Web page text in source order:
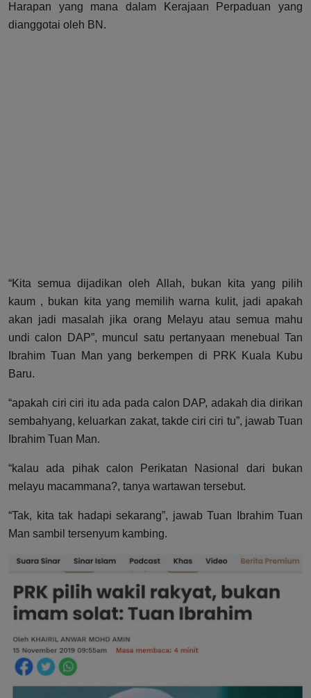
Harapan yang mana dalam Kerajaan Perpaduan yang
dianggotai oleh BN.
“Kita semua dijadikan oleh Allah, bukan kita yang pilih
kaum , bukan kita yang memilih warna kulit, jadi apakah
akan jadi masalah jika orang Melayu atau semua mahu
undi calon DAP”, muncul satu pertanyaan menebual Tan
Ibrahim Tuan Man yang berkempen di PRK Kuala Kubu
Baru.
“apakah ciri ciri itu ada pada calon DAP, adakah dia dirikan
sembahyang, keluarkan zakat, takde ciri ciri tu”, jawab Tuan
Ibrahim Tuan Man.
“kalau ada pihak calon Perikatan Nasional dari bukan
melayu macammana?, tanya wartawan tersebut.
“Tak, kita tak hadapi sekarang”, jawab Tuan Ibrahim Tuan
Man sambil tersenyum kambing.